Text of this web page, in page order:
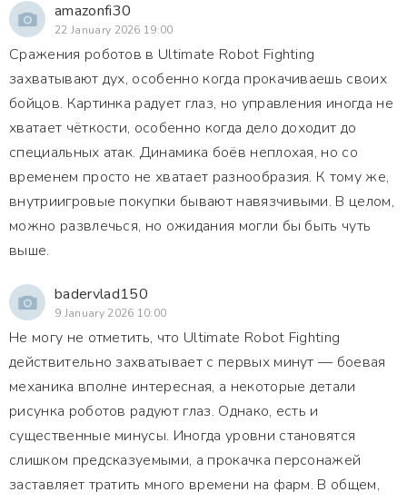
amazonfi30
22 January 2026 19:00
Сражения роботов в Ultimate Robot Fighting
захватывают дух, особенно когда прокачиваешь своих
бойцов. Картинка радует глаз, но управления иногда не
хватает чёткости, особенно когда дело доходит до
специальных атак. Динамика боёв неплохая, но со
временем просто не хватает разнообразия. К тому же,
внутриигровые покупки бывают навязчивыми. В целом,
можно развлечься, но ожидания могли бы быть чуть
выше.
badervlad150
9 January 2026 10:00
Не могу не отметить, что Ultimate Robot Fighting
действительно захватывает с первых минут — боевая
механика вполне интересная, а некоторые детали
рисунка роботов радуют глаз. Однако, есть и
существенные минусы. Иногда уровни становятся
слишком предсказуемыми, а прокачка персонажей
заставляет тратить много времени на фарм. В общем,